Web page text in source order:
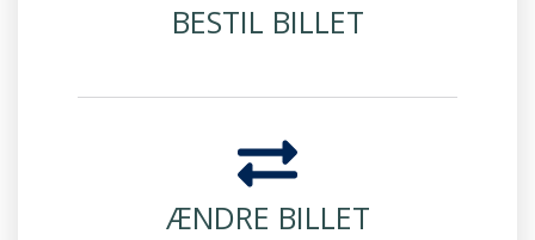
BESTIL BILLET
ÆNDRE BILLET